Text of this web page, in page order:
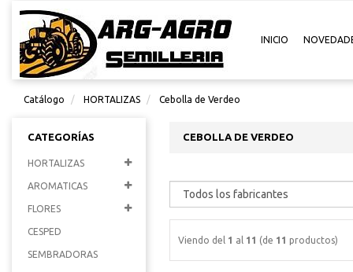
INICIO
Catálogo HORTALIZAS Cebolla de Verdeo
CATEGORÍAS
HORTALIZAS
AROMATICAS
FLORES
CESPED
SEMBRADORAS
CEBOLLA DE VERDEO
Viendo del 1 al 11 (de 11 productos)